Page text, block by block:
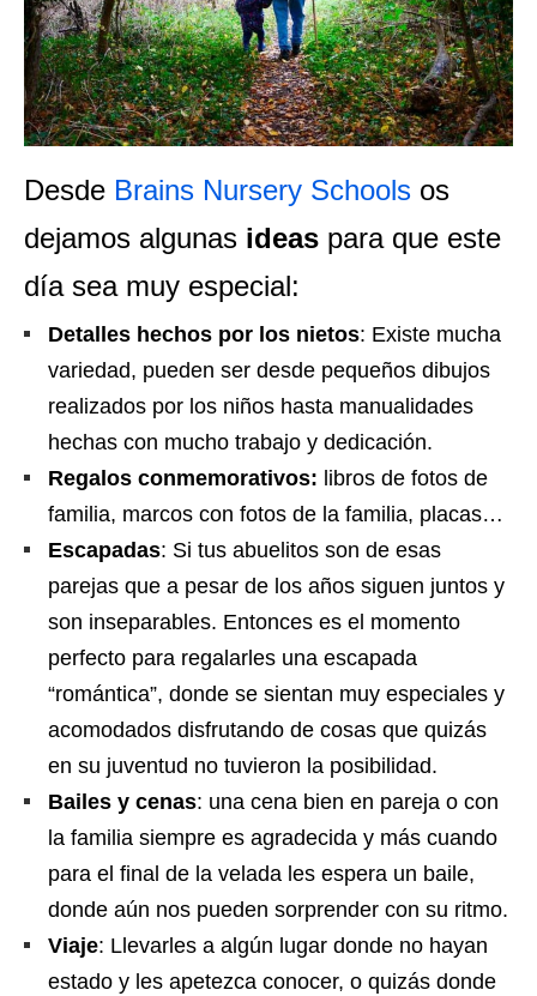
Desde Brains Nursery Schools os
dejamos algunas ideas para que este
día sea muy especial:
Detalles hechos por los nietos: Existe mucha
variedad, pueden ser desde pequeños dibujos
realizados por los niños hasta manualidades
hechas con mucho trabajo y dedicación.
Regalos conmemorativos: libros de fotos de
familia, marcos con fotos de la familia, placas…
Escapadas: Si tus abuelitos son de esas
parejas que a pesar de los años siguen juntos y
son inseparables. Entonces es el momento
perfecto para regalarles una escapada
“romántica”, donde se sientan muy especiales y
acomodados disfrutando de cosas que quizás
en su juventud no tuvieron la posibilidad.
Bailes y cenas: una cena bien en pareja o con
la familia siempre es agradecida y más cuando
para el final de la velada les espera un baile,
donde aún nos pueden sorprender con su ritmo.
Viaje: Llevarles a algún lugar donde no hayan
estado y les apetezca conocer, o quizás donde